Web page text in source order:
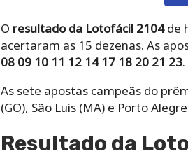
O resultado da Lotofácil 2104de
acertaram as 15 dezenas. As
08 09 10 11 12 14 17 18 20 21 23.
As sete apostas campeãs do
(GO), São Luis (MA) e Porto
Resultado da